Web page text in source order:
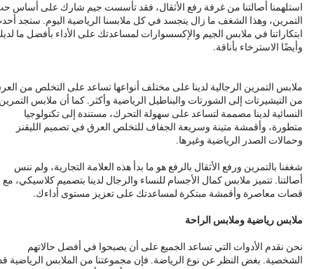
استلهمنا أصالتنا من غرفة رفع الأثقال، فقد تأسست جيم شارك على أساس
التمرين، وهذا الشغف ما زال يتجسد في كل ملابسنا الرياضية اليوم. ستجد
ابتكاراتنا في ملابس الجيم والإكسسوارات لمساعدتك على الأداء بأفضل ما
وأيضًا الاسترخاء بأناقة.
ملابس التمرين الرجالية لدينا على مختلف أنواعها تساعد على التخلص من
من التيشيرتات إلى الشورتات والبناطيل الرياضية وأكثر. كما أن ملابس
النسائية لدينا مصممة لتساعد على سهولة التحرك، مستندة إلى تكنولوجيا
متطورة، وأقمشة متينة وسريعة الجفاف للتخلص العرق في تصميم الليقنز
وحمالات الصدر الرياضية وغيرها.
شغفنا بالتمرين ورفع الأثقال بالرفع هو ما بدأ هذه العلامة التجارية، ولم ننس
أصالتنا. تتميز ملابس كمال الأجسام للنساء والرجال لدينا بتصميم كلاسيكي، مع
قصات معاصرة وأقمشة مبتكرة لمساعدتك على تعزيز مستوى أداءك.
ملابس رياضية وملابس الراحة
نحن نقدم الأدوات التي تساعد الجميع على أن يصبحوا في أفضل حالاتهم
الشخصية. بغض النظر عن نوع الرياضة. فإن مجموعتنا من الملابس الرياضية